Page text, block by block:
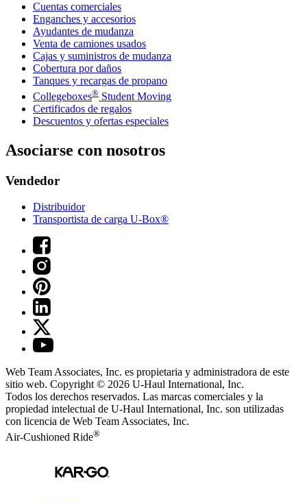
Cuentas comerciales
Enganches y accesorios
Ayudantes de mudanza
Venta de camiones usados
Cajas y suministros de mudanza
Cobertura por daños
Tanques y recargas de propano
Collegeboxes® Student Moving
Certificados de regalos
Descuentos y ofertas especiales
Asociarse con nosotros
Vendedor
Distribuidor
Transportista de carga U-Box®
Web Team Associates, Inc. es propietaria y administradora de este
sitio web. Copyright © 2026 U-Haul International, Inc.
Todos los derechos reservados. Las marcas comerciales y la
propiedad intelectual de U-Haul International, Inc. son utilizadas
con licencia de Web Team Associates, Inc.
Air-Cushioned Ride®